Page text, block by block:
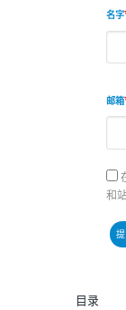
名字
邮箱
和
目录